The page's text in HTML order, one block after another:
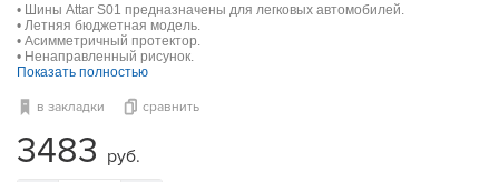
• Шины Attar S01 предназначены для легковых автомобилей.
• Летняя бюджетная модель.
• Асимметричный протектор.
• Ненаправленный рисунок.
Показать полностью
в закладки сравнить
3483 руб.